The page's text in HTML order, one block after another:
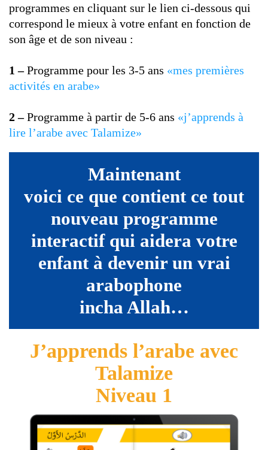
programmes en cliquant sur le lien ci-dessous qui
correspond le mieux à votre enfant en fonction de
son âge et de son niveau :
1 –Programme pour les 3-5 ans «mes premières
activités en arabe»
2 –Programme à partir de 5-6 ans «j’apprends à
lire l’arabe avec Talamize»
Maintenant
voici ce que contient ce tout
nouveau programme
interactif qui aidera votre
enfant à devenir un vrai
arabophone
incha Allah…
J’apprends l’arabe avec
Talamize
Niveau 1